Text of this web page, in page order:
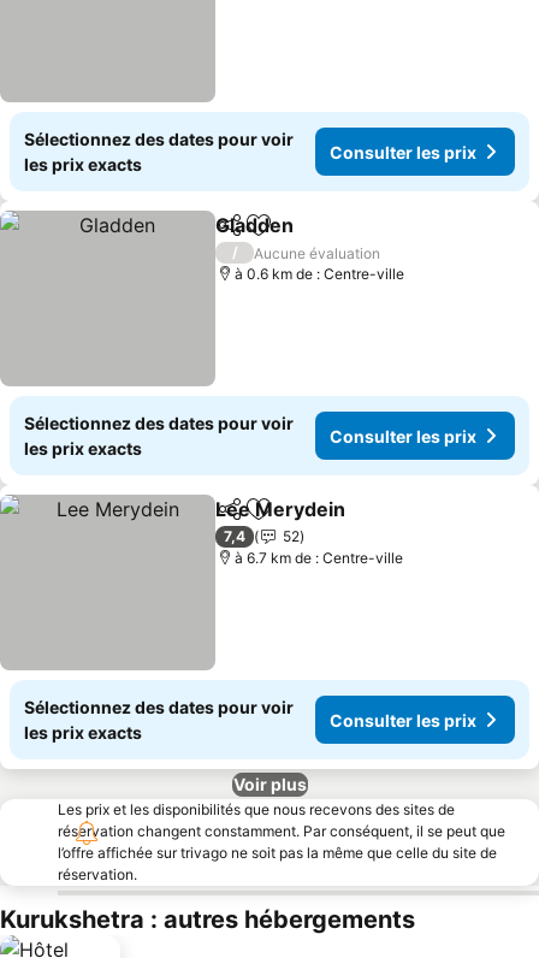
Sélectionnez des dates pour voir
les prix exacts
Consulter les prix
PartagerAjouter à mes favoris
Gladden
/
Aucune évaluation
à 0.6 km de : Centre-ville
Sélectionnez des dates pour voir
les prix exacts
Consulter les prix
PartagerAjouter à mes favoris
Lee Merydein
7,4
52
à 6.7 km de : Centre-ville
Sélectionnez des dates pour voir
les prix exacts
Consulter les prix
Voir plus
Les prix et les disponibilités que nous recevons des sites de
réservation changent constamment. Par conséquent, il se peut que
l’offre affichée sur trivago ne soit pas la même que celle du site de
réservation.
Kurukshetra : autres hébergements